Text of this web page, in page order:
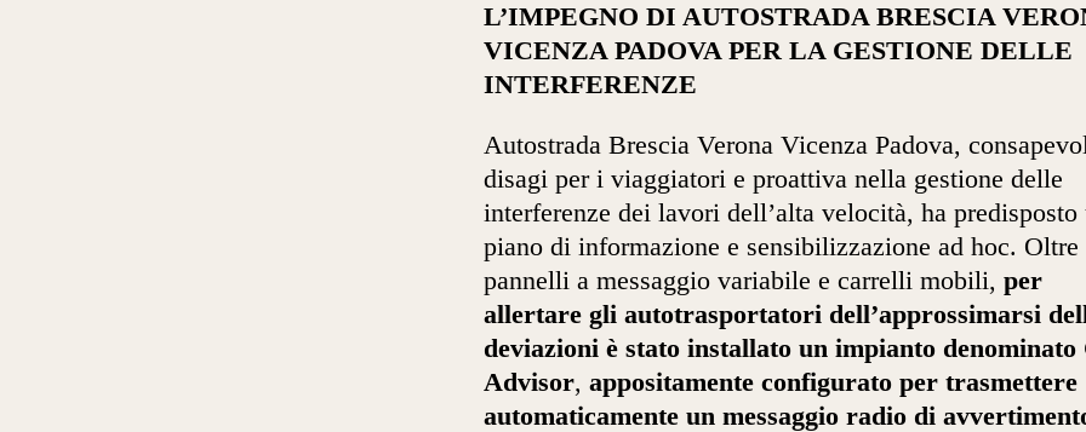
L’IMPEGNO DI AUTOSTRADA BRESCIA
VICENZA PADOVA PER LA GESTIONE DELLE
INTERFERENZE
Autostrada Brescia Verona Vicenza Padova,
disagi per i viaggiatori e proattiva nella gestione delle
interferenze dei lavori dell’alta velocità, ha predisposto
piano di informazione e sensibilizzazione ad hoc. Oltre
pannelli a messaggio variabile e carrelli mobili, per
allertare gli autotrasportatori dell’approssimarsi
deviazioni è stato installato un impianto denominato
Advisor, appositamente configurato per trasmettere
automaticamente un messaggio radio di